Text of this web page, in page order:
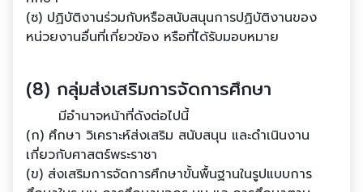
(ซ) ปฏิบัติงานร่วมกับหรือสนับสนุนการปฏิบัติงานของ
หน่วยงานอื่นที่เกี่ยวข้อง หรือที่ได้รับมอบหมาย
(8) กลุ่มส่งเสริมการจัดการศึกษา
มีอํานาจหน้าที่ดังต่อไปนี้
(ก) ศึกษา วิเคราะห์ส่งเสริม สนับสนุน และดําเนินงาน
เกี่ยวกับศาสตร์พระราชา
(ข) ส่งเสริมการจัดการศึกษาขั้นพื้นฐานในรูปแบบการ